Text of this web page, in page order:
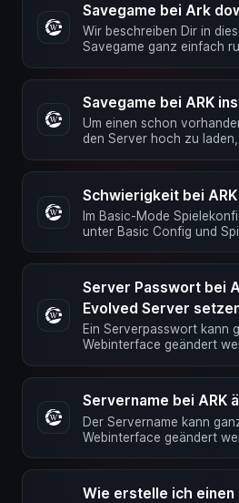
Savegame bei Ark
Wir beschreiben Dir in
Savegame ganz einfach
Savegame bei ARK
Um einen schon
den Server hoch zu
Schwierigkeit bei
Im Basic-Mode
unter Basic Config und
Server Passwort bei
Evolved Server
Ein Serverpasswort kann
Webinterface geändert
Servername bei ARK
Der Servername kann
Webinterface geändert
Wie erstelle ich